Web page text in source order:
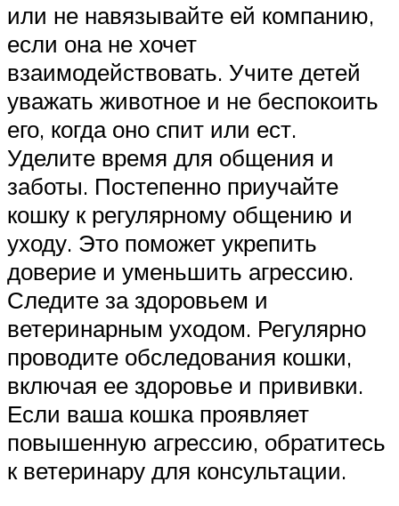
или не навязывайте ей компанию,
если она не хочет
взаимодействовать. Учите детей
уважать животное и не беспокоить
его, когда оно спит или ест.
Уделите время для общения и
заботы. Постепенно приучайте
кошку к регулярному общению и
уходу. Это поможет укрепить
доверие и уменьшить агрессию.
Следите за здоровьем и
ветеринарным уходом. Регулярно
проводите обследования кошки,
включая ее здоровье и прививки.
Если ваша кошка проявляет
повышенную агрессию, обратитесь
к ветеринару для консультации.